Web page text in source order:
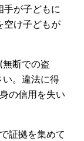
手が子どもに
空け子どもが
断での盗
。違法に得
の信用を失い
証拠を集めて